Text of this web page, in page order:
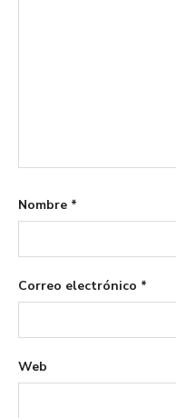
Nombre *
Correo electrónico *
Web